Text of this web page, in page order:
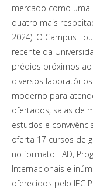
mercado como uma
quatro mais
2024). O Campus
recente da
prédios próximos
diversos
moderno para
ofertados, salas de
estudos e
oferta 17 cursos de
no formato EAD,
Internacionais e
oferecidos pelo IEC